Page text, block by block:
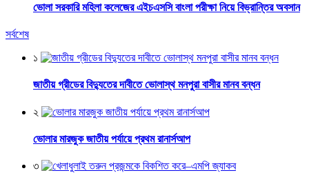
ভোলা সরকারি মহিলা কলেজের এইচএসসি বাংলা পরীক্ষা নিয়ে বিভ্রান্তির অবসান
সর্বশেষ
১
জাতীয় গ্রীডের বিদ্যুতের দাবীতে ভোলাস্থ মনপুরা বাসীর মানব বন্ধন
২
ভোলার মারজুক জাতীয় পর্যায়ে প্রথম রানার্সআপ
৩